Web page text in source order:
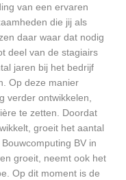
van een ervaren
die jij als
daar waar dat nodig
deel van de stagiairs
jaren bij het bedrijf
Op deze manier
verder ontwikkelen,
te zetten. Doordat
groeit het aantal
BV in
groeit, neemt ook het
Op dit moment is de